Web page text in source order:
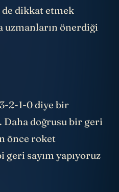
dikkat etmek
uzmanların önerdiği
2-1-0 diye bir
. Daha doğrusu bir geri
önce roket
sayım yapıyoruz